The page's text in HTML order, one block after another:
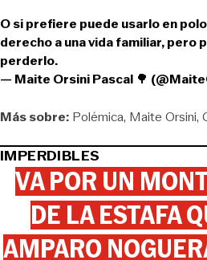
O si prefiere puede usarlo en
derecho a una vida familiar, pero
perderlo.
— Maite Orsini Pascal 🌳
Más sobre: Polémica Maite Orsini
IMPERDIBLES
VA POR UN
DE LA ESTAFA
AMPARO